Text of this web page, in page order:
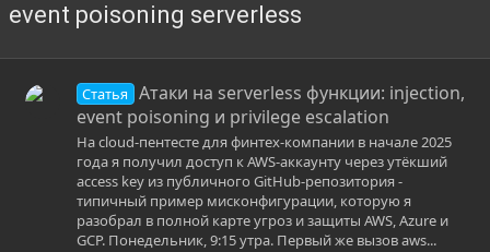
event poisoning serverless
Статья
Атаки на serverless функции: injection,
event poisoning и privilege escalation
На cloud-пентесте для финтех-компании в начале 2025
года я получил доступ к AWS-аккаунту через утёкший
access key из публичного GitHub-репозитория -
типичный пример мисконфигурации, которую я
разобрал в полной карте угроз и защиты AWS, Azure и
GCP. Понедельник, 9:15 утра. Первый же вызов aws...